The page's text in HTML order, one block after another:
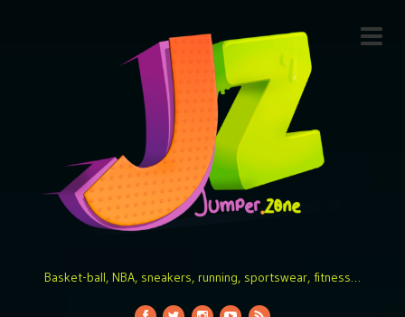
Basket-ball, NBA, sneakers, running, sportswear, fitness…